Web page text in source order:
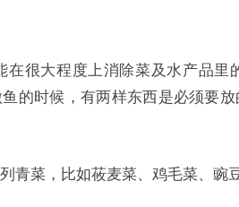
在很大程度上消除菜及水产品
的时候，有两样东西是必须要
青菜，比如莜麦菜、鸡毛菜、豌